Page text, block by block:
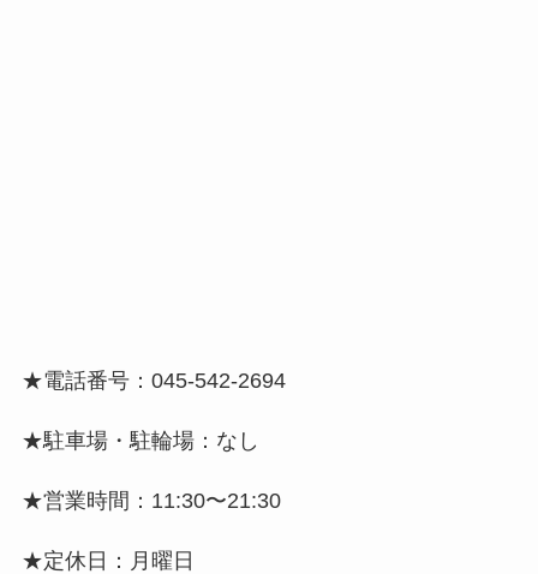
★電話番号：045-542-2694
★駐車場・駐輪場：なし
★営業時間：11:30〜21:30
★定休日：月曜日